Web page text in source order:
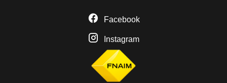
Facebook
Instagram